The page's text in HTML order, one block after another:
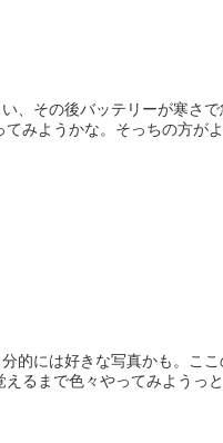
、その後バッテリーが寒さ
みようかな。そっちの方が
的には好きな写真かも。こ
るまで色々やってみようっ